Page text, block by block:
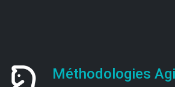
Méthodologies